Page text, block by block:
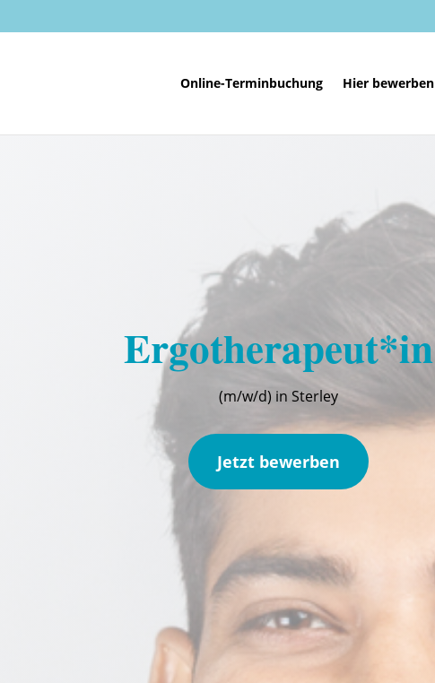
Online-Terminbuchung Hier bewerben
Ergotherapeut*in
(m/w/d) in Sterley
Jetzt bewerben